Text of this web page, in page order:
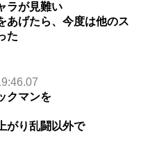
ラが見難い
あげたら、今度は他のス
た
クマンを
がり乱闘以外で